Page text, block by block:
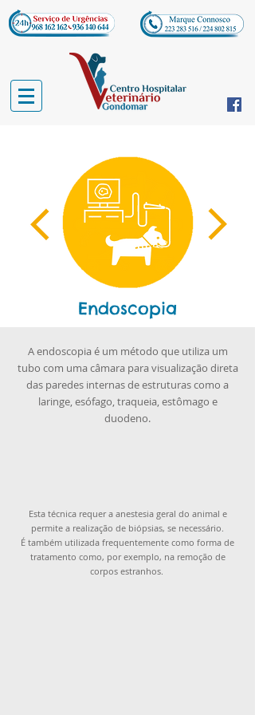
Endoscopia
A endoscopia é um método que utiliza um
tubo com uma câmara para visualização direta
das paredes internas de estruturas como a
laringe, esófago, traqueia, estômago e
duodeno.
Esta técnica requer a anestesia geral do animal e
permite a realização de biópsias, se necessário.
É também utilizada frequentemente como forma de
tratamento como, por exemplo, na remoção de
corpos estranhos.